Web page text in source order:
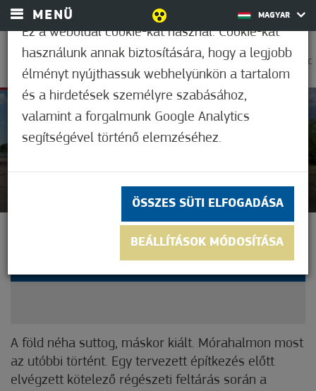
MENÜ MAGYAR
0
37,2°C
Nem értékelt
ŐSI TITKOK MÓRAHALOM
FÖLDJÉBŐL
A föld néha suttog, máskor kiált. Mórahalmon most
az utóbbi történt. Egy tervezett építkezés előtt
elvégzett kötelező régészeti feltárás során a
Ez a weboldal cookie-kat használ. Cookie-kat
használunk annak biztosítására, hogy a legjobb
élményt nyújthassuk webhelyünkön a tartalom
és a hirdetések személyre szabásához,
valamint a forgalmunk Google Analytics
segítségével történő elemzéséhez.
ÖSSZES SÜTI ELFOGADÁSA
BEÁLLÍTÁSOK MÓDOSÍTÁSA